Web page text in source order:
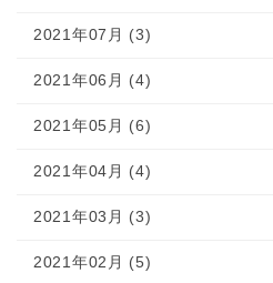
2021年07月 (3)
2021年06月 (4)
2021年05月 (6)
2021年04月 (4)
2021年03月 (3)
2021年02月 (5)